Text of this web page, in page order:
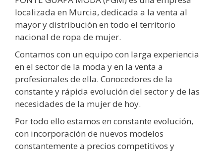
localizada en Murcia, dedicada a la venta al
mayor y distribución en todo el territorio
nacional de ropa de mujer.
Contamos con un equipo con larga experiencia
en el sector de la moda y en la venta a
profesionales de ella. Conocedores de la
constante y rápida evolución del sector y de las
necesidades de la mujer de hoy.
Por todo ello estamos en constante evolución,
con incorporación de nuevos modelos
constantemente a precios competitivos y